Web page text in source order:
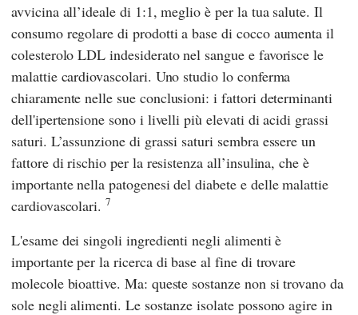
avvicina all’ideale di 1:1, meglio è per la tua salute. Il
consumo regolare di prodotti a base di cocco aumenta il
colesterolo LDL indesiderato nel sangue e favorisce le
malattie cardiovascolari. Uno studio lo conferma
chiaramente nelle sue conclusioni: i fattori determinanti
dell'ipertensione sono i livelli più elevati di acidi grassi
saturi. L’assunzione di grassi saturi sembra essere un
fattore di rischio per la resistenza all’insulina, che è
importante nella patogenesi del diabete e delle malattie
cardiovascolari.7
L'esame dei singoli ingredienti negli alimenti è
importante per la ricerca di base al fine di trovare
molecole bioattive. Ma: queste sostanze non si trovano da
sole negli alimenti. Le sostanze isolate possono agire in